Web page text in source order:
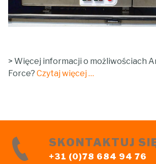
> Więcej informacji o możliwościach
Force? Czytaj więcej …
SKONTAKTUJ
+31 (0)78 684 94 76